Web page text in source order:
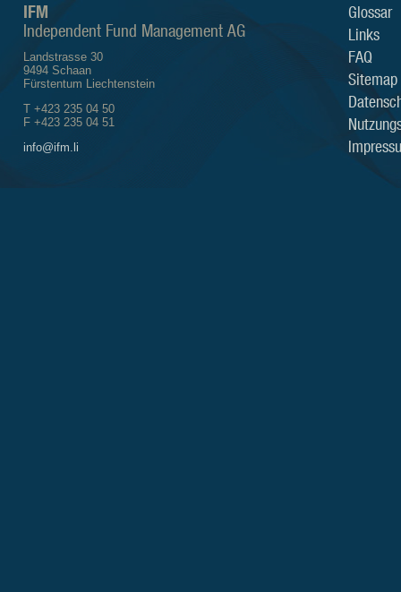
IFM
Independent Fund Management AG
Landstrasse 30
9494 Schaan
Fürstentum Liechtenstein
T +423 235 04 50
F +423 235 04 51
info@ifm.li
Glossar
Links
FAQ
Sitemap